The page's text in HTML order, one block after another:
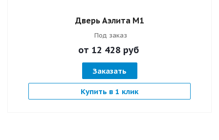
Дверь Аэлита М1
Под заказ
от 12 428 руб
Заказать
Купить в 1 клик